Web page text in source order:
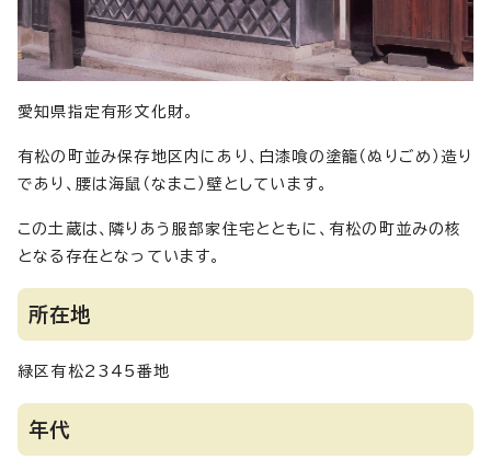
愛知県指定有形文化財。
有松の町並み保存地区内にあり、白漆喰の塗籠（ぬりごめ）造り
であり、腰は海鼠（なまこ）壁としています。
この土蔵は、隣りあう服部家住宅とともに、有松の町並みの核
となる存在となっています。
所在地
緑区有松2345番地
年代